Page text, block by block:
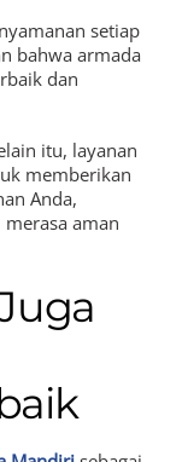
setiap
bahwa armada
dan
itu, layanan
memberikan
Anda,
aman